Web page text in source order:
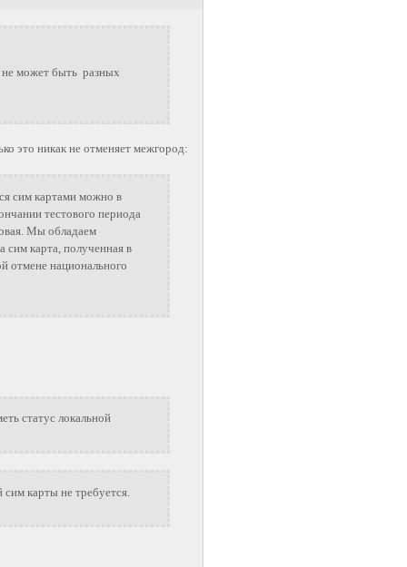
не может быть разных
это никак не отменяет межгород:
сим картами можно в
тестового периода
Мы обладаем
сим карта, полученная в
отмене национального
статус локальной
карты не требуется.